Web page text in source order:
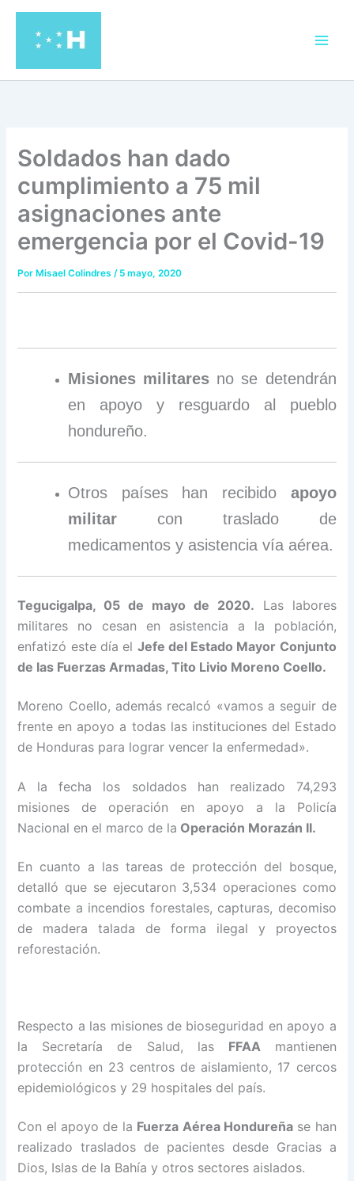
contenido
Soldados han dado
cumplimiento a 75 mil
asignaciones ante
emergencia por el Covid-19
Por Misael Colindres/ 5 mayo, 2020
Misiones militares no se detendrán
en apoyo y resguardo al pueblo
hondureño.
Otros países han recibido apoyo
militar con traslado de
medicamentos y asistencia vía aérea.
Tegucigalpa, 05 de mayo de 2020. Las labores
militares no cesan en asistencia a la población,
enfatizó este día el Jefe del Estado Mayor Conjunto
de las Fuerzas Armadas, Tito Livio Moreno Coello.
Moreno Coello, además recalcó «vamos a seguir de
frente en apoyo a todas las instituciones del Estado
de Honduras para lograr vencer la enfermedad».
A la fecha los soldados han realizado 74,293
misiones de operación en apoyo a la Policía
Nacional en el marco de la Operación Morazán II.
En cuanto a las tareas de protección del bosque,
detalló que se ejecutaron 3,534 operaciones como
combate a incendios forestales, capturas, decomiso
de madera talada de forma ilegal y proyectos
reforestación.
Respecto a las misiones de bioseguridad en apoyo a
la Secretaría de Salud, las FFAA mantienen
protección en 23 centros de aislamiento, 17 cercos
epidemiológicos y 29 hospitales del país.
Con el apoyo de la Fuerza Aérea Hondureñase han
realizado traslados de pacientes desde Gracias a
Dios, Islas de la Bahía y otros sectores aislados.